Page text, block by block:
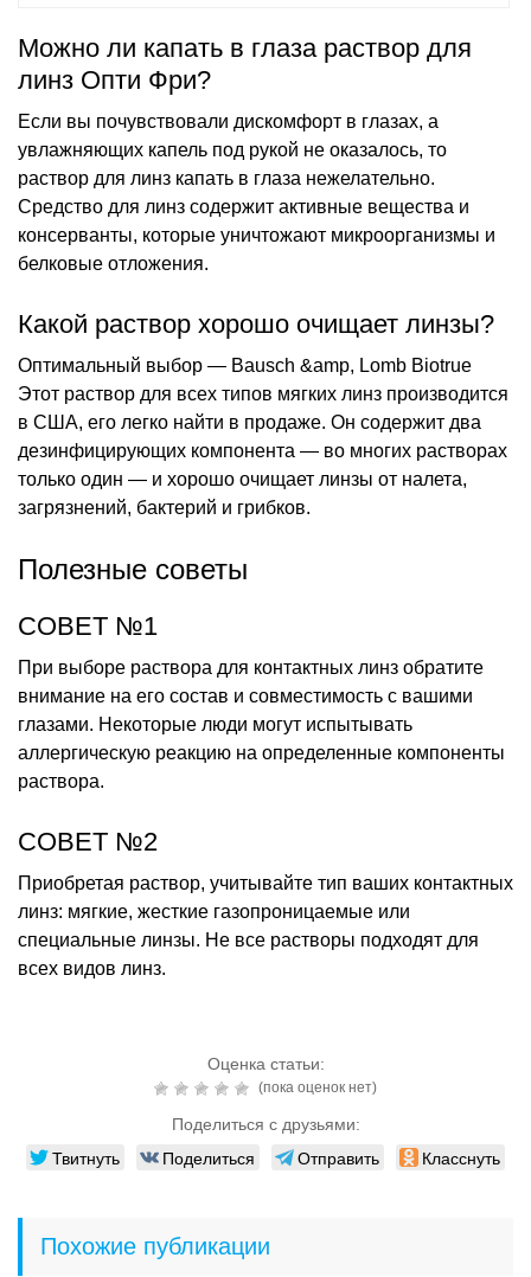
Можно ли капать в глаза раствор для
линз Опти Фри?
Если вы почувствовали дискомфорт в глазах, а
увлажняющих капель под рукой не оказалось, то
раствор для линз капать в глаза нежелательно.
Средство для линз содержит активные вещества и
консерванты, которые уничтожают микроорганизмы и
белковые отложения.
Какой раствор хорошо очищает линзы?
Оптимальный выбор — Bausch &amp, Lomb Biotrue
Этот раствор для всех типов мягких линз производится
в США, его легко найти в продаже. Он содержит два
дезинфицирующих компонента — во многих растворах
только один — и хорошо очищает линзы от налета,
загрязнений, бактерий и грибков.
Полезные советы
СОВЕТ №1
При выборе раствора для контактных линз обратите
внимание на его состав и совместимость с вашими
глазами. Некоторые люди могут испытывать
аллергическую реакцию на определенные компоненты
раствора.
СОВЕТ №2
Приобретая раствор, учитывайте тип ваших контактных
линз: мягкие, жесткие газопроницаемые или
специальные линзы. Не все растворы подходят для
всех видов линз.
Оценка статьи:
(пока оценок нет)
Поделиться с друзьями:
Твитнуть Поделиться Отправить Класснуть
Похожие публикации